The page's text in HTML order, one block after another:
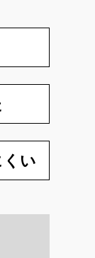
い